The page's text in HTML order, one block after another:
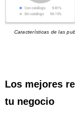
Características de las
Los mejores
tu negocio